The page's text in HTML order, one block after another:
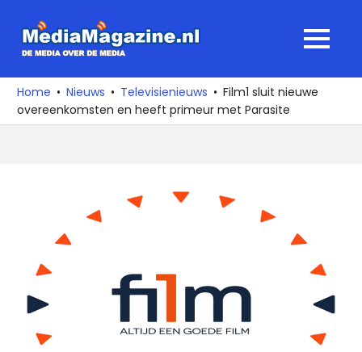
naar
media
over
de
MENU
Home Nieuws Televisienieuws
Film1 sluit nieuwe
overeenkomsten en heeft primeur met Parasite